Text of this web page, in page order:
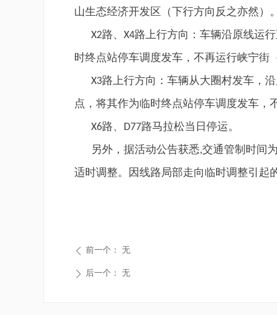
山生态经济开发区（下行方向反之亦然）。
X2路、 X4路上行方向：车辆沿原线运
时终点站停车调度发车，不再运行峡宁街
X3路上行方向：车辆从大圈村发车，
点，将其作为临时终点站停车调度发车，
X6路、 D77路马拉松当日停运。
另外，据活动公告获悉,交通管制时间为
适时调整。因线路局部走向临时调整引起
ꄴ 前一个： 无
ꄲ 后一个： 无